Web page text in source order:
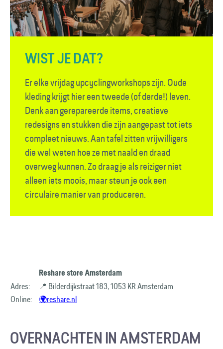
WIST JE DAT?
Er elke vrijdag upcyclingworkshops zijn. Oude
kleding krijgt hier een tweede (of derde!) leven.
Denk aan gerepareerde items, creatieve
redesigns en stukken die zijn aangepast tot iets
compleet nieuws. Aan tafel zitten vrijwilligers
die wel weten hoe ze met naald en draad
overweg kunnen. Zo draag je als reiziger niet
alleen iets moois, maar steun je ook een
circulaire manier van produceren.
Reshare store Amsterdam
Adres:
📍 Bilderdijkstraat 183, 1053 KR Amsterdam
Online:
🌍reshare.nl
OVERNACHTEN IN AMSTERDAM